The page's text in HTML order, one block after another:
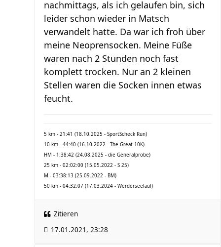
nachmittags, als ich gelaufen bin, sich
leider schon wieder in Matsch
verwandelt hatte. Da war ich froh über
meine Neoprensocken. Meine Füße
waren nach 2 Stunden noch fast
komplett trocken. Nur an 2 kleinen
Stellen waren die Socken innen etwas
feucht.
5 km - 21:41 (18.10.2025 - SportScheck Run)
10 km - 44:40 (16.10.2022 - The Great 10K)
HM - 1:38:42 (24.08.2025 - die Generalprobe)
25 km - 02:02:00 (15.05.2022 - S 25)
M - 03:38:13 (25.09.2022 - BM)
50 km - 04:32:07 (17.03.2024 - Werderseelauf)
Zitieren
17.01.2021, 23:28